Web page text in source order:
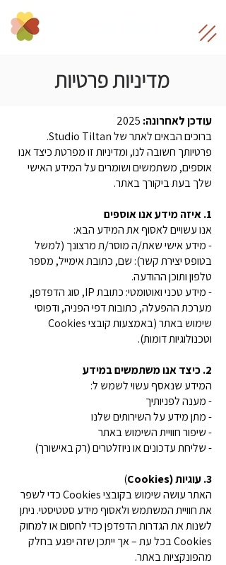
מדיניות פרטיות
עודכן לאחרונה: 2025
ברוכים הבאים לאתר של Studio Tiltan.
פרטיותך חשובה לנו, ומדיניות זו מפרטת כיצד אנו
אוספים, משתמשים ושומרים על המידע האישי
שלך בעת ביקורך באתר.
1. איזה מידע אנו אוספים
אנו עשויים לאסוף את המידע הבא:
- מידע אישי שאת/ה מוסר/ת מרצונך (למשל
בטופס יצירת קשר): שם, כתובת אימייל, מספר
טלפון ותוכן ההודעה.
- מידע טכני ואוטומטי: כתובת IP, סוג הדפדפן,
מערכת ההפעלה, כתובות דפי הפניה, ודפוסי
שימוש באתר (באמצעות קובצי Cookies
וטכנולוגיות דומות).
2. כיצד אנו משתמשים במידע
המידע שנאסף עשוי לשמש ל:
- מענה לפניותיך
- מתן מידע על השירותים שלנו
- שיפור חוויית השימוש באתר
- שליחת עדכונים או ניוזלטרים (רק באישורך)
3. עוגיות (Cookies
)
האתר עושה שימוש בקובצי Cookies כדי לשפר
את חוויית המשתמש ולאסוף מידע סטטיסטי. ניתן
לשנות את הגדרות הדפדפן כדי לחסום או למחוק
Cookies בכל עת – אך ייתכן שזה יפגע בחלק
מהפונקציות באתר.